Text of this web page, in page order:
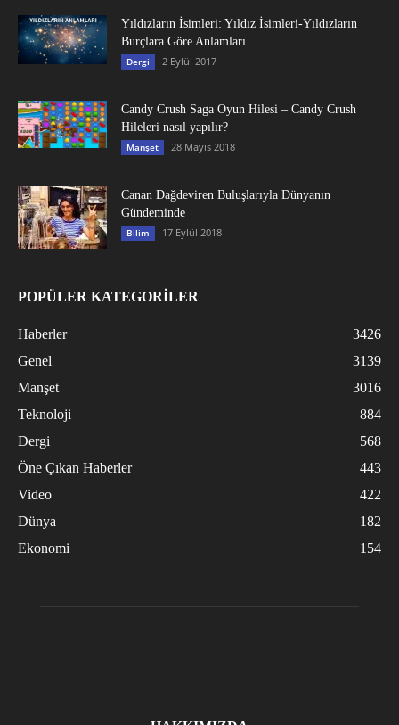
Yıldızların İsimleri: Yıldız İsimleri-Yıldızların
Burçlara Göre Anlamları
Dergi 2 Eylül 2017
Candy Crush Saga Oyun Hilesi – Candy Crush
Hileleri nasıl yapılır?
Manşet 28 Mayıs 2018
Canan Dağdeviren Buluşlarıyla Dünyanın
Gündeminde
Bilim 17 Eylül 2018
POPÜLER KATEGORİLER
Haberler
3426
Genel
3139
Manşet
3016
Teknoloji
884
Dergi
568
Öne Çıkan Haberler
443
Video
422
Dünya
182
Ekonomi
154